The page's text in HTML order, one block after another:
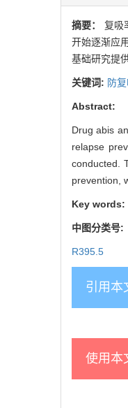
摘要： 复吸
开始逐渐应
基础研究提
关键词: 防
Abstract:
Drug abis
relapse
conducted.
prevention,
Key words:
中图分类号:
R395.5
引用本
使用本